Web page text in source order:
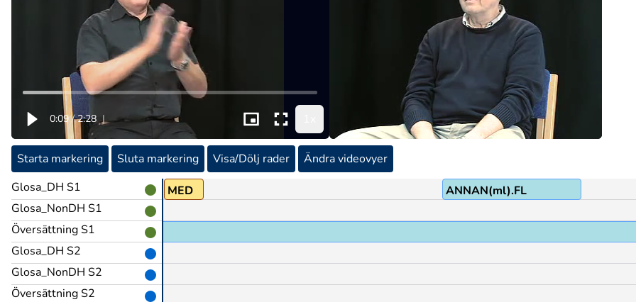
0:09 / 2:28 |
Starta markering Sluta markering Visa/Dölj rader
Ändra videovyer
Glosa_DH S1
Glosa_NonDH S1
Översättning S1
Glosa_DH S2
Glosa_NonDH S2
Översättning S2
ARBETA(J) MED ANNAN(ml).FL